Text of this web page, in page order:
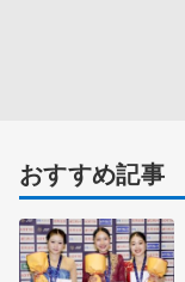
おすすめ記事